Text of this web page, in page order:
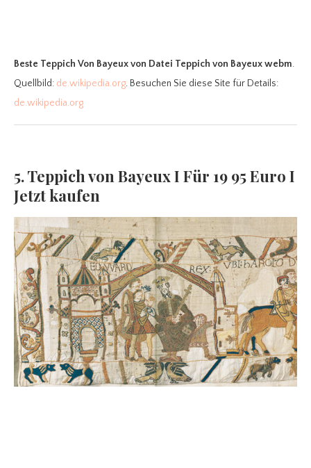
Beste Teppich Von Bayeuxvon Datei Teppich von Bayeux webm.
Quellbild: de.wikipedia.org. Besuchen Sie diese Site für Details:
de.wikipedia.org
5. Teppich von Bayeux I Für 19 95 Euro I
Jetzt kaufen